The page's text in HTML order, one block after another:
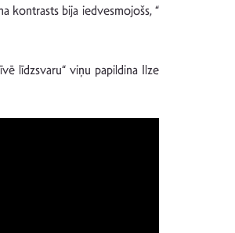
kontrasts bija iedvesmojošs, “
līdzsvaru“ viņu papildina Ilze